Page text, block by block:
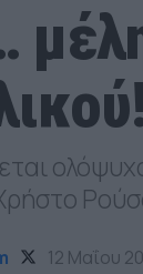
12 Μαΐου